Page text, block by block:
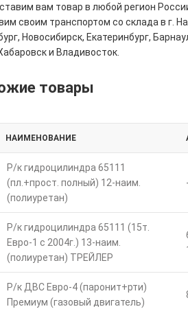
вам товар в любой регион
своим транспортом со склада в г.
Новосибирск, Екатеринбург,
и Владивосток.
товары
НАИМЕНОВАНИЕ
Р/к гидроцилиндра 65111
(пл.+прост. полный) 12-наим.
(полиуретан)
-
Р/к гидроцилиндра 65111 (15т.
Евро-1 с 2004г.) 13-наим.
(полиуретан) ТРЕЙЛЕР
Р/к ДВС Евро-4 (паронит+рти)
Премиум (газовый двигатель)